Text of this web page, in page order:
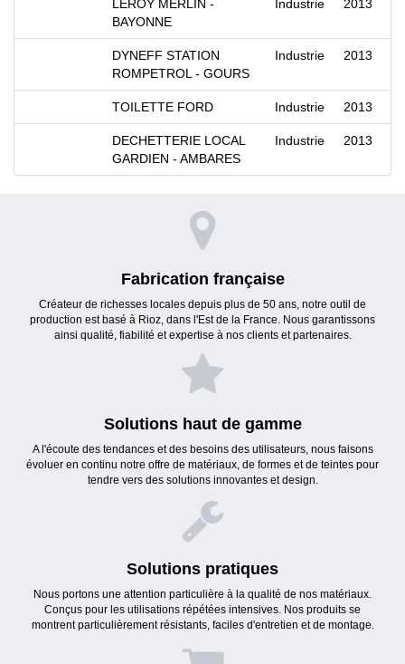
LEROY MERLIN -
BAYONNE
Industrie 2013
DYNEFF STATION
ROMPETROL - GOURS
Industrie 2013
TOILETTE FORD Industrie 2013
DECHETTERIE LOCAL
GARDIEN - AMBARES
Industrie 2013
Fabrication française
Créateur de richesses locales depuis plus de 50 ans, notre outil de
production est basé à Rioz, dans l'Est de la France. Nous garantissons
ainsi qualité, fiabilité et expertise à nos clients et partenaires.
Solutions haut de gamme
A l'écoute des tendances et des besoins des utilisateurs, nous faisons
évoluer en continu notre offre de matériaux, de formes et de teintes pour
tendre vers des solutions innovantes et design.
Solutions pratiques
Nous portons une attention particulière à la qualité de nos matériaux.
Conçus pour les utilisations répétées intensives. Nos produits se
montrent particulièrement résistants, faciles d'entretien et de montage.